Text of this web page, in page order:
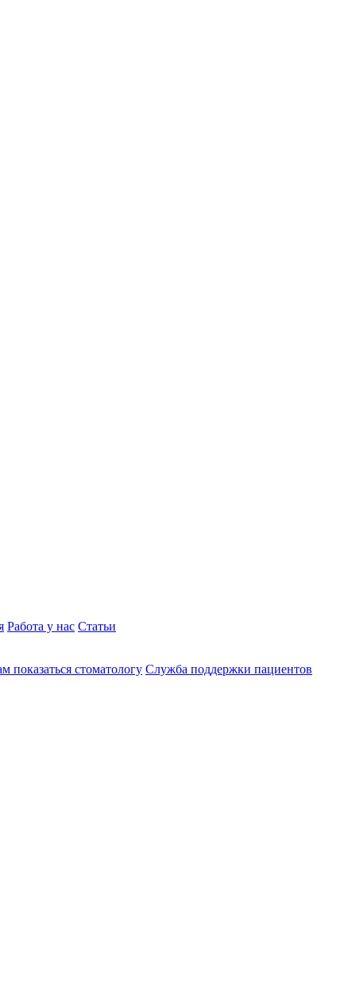
Работа у нас Статьи
показаться стоматологу Служба поддержки пациентов